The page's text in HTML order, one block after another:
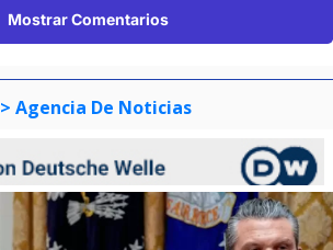
Mostrar Comentarios
> Agencia De Noticias